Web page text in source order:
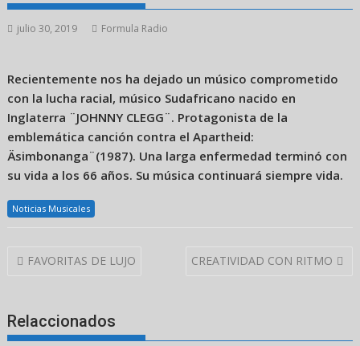
julio 30, 2019 Formula Radio
Recientemente nos ha dejado un músico comprometido
con la lucha racial, músico Sudafricano nacido en
Inglaterra ¨JOHNNY CLEGG¨. Protagonista de la
emblemática canción contra el Apartheid:
Äsimbonanga¨(1987). Una larga enfermedad terminó con
su vida a los 66 años. Su música continuará siempre vida.
Noticias Musicales
Navegación
FAVORITAS DE LUJO CREATIVIDAD CON RITMO
Relaccionados